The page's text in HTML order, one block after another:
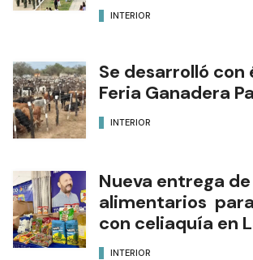
INTERIOR
Se desarrolló con
Feria Ganadera
INTERIOR
Nueva entrega
alimentarios
con celiaquía en
INTERIOR